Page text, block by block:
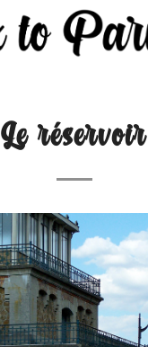
Le réservoir